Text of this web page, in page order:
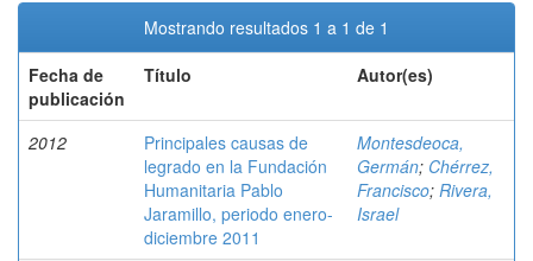
Mostrando resultados 1 a 1 de 1
Fecha de
publicación
Título Autor(es)
2012
Principales causas de
legrado en la Fundación
Humanitaria Pablo
Jaramillo, periodo enero-
diciembre 2011
Montesdeoca,
Germán; Chérrez,
Francisco; Rivera,
Israel